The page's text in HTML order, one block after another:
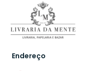
Endereço